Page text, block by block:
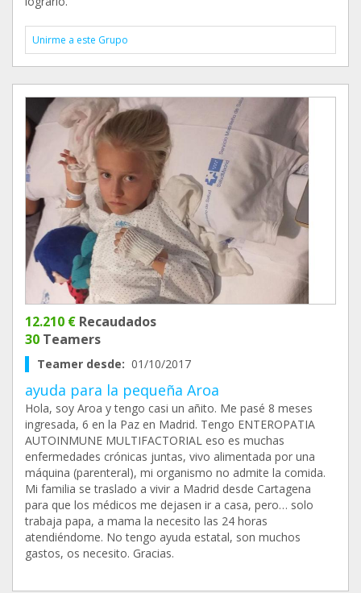
Unirme a este Grupo
12.210 € Recaudados
30 Teamers
Teamer desde: 01/10/2017
ayuda para la pequeña Aroa
Hola, soy Aroa y tengo casi un añito. Me pasé 8 meses
ingresada, 6 en la Paz en Madrid. Tengo ENTEROPATIA
AUTOINMUNE MULTIFACTORIAL eso es muchas
enfermedades crónicas juntas, vivo alimentada por una
máquina (parenteral), mi organismo no admite la comida.
Mi familia se traslado a vivir a Madrid desde Cartagena
para que los médicos me dejasen ir a casa, pero… solo
trabaja papa, a mama la necesito las 24 horas
atendiéndome. No tengo ayuda estatal, son muchos
gastos, os necesito. Gracias.